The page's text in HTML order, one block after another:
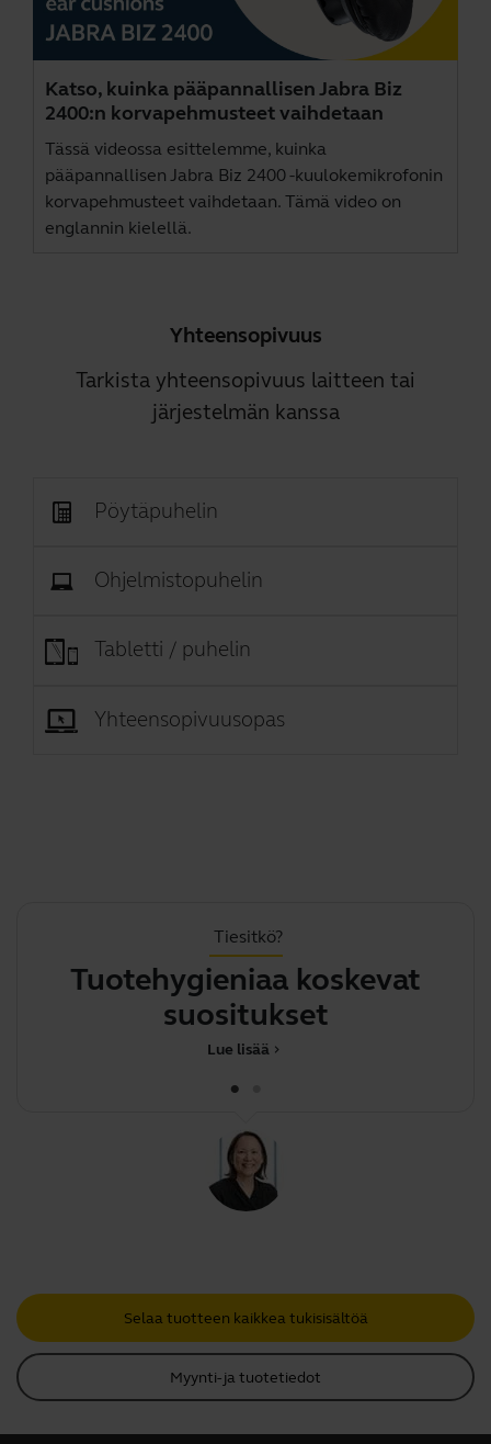
Katso, kuinka pääpannallisen Jabra Biz
2400:n korvapehmusteet vaihdetaan
Tässä videossa esittelemme, kuinka
pääpannallisen Jabra Biz 2400 -kuulokemikrofonin
korvapehmusteet vaihdetaan. Tämä video on
englannin kielellä.
Yhteensopivuus
Tarkista yhteensopivuus laitteen tai
järjestelmän kanssa
Pöytäpuhelin
Ohjelmistopuhelin
Tabletti / puhelin
Yhteensopivuusopas
Tiesitkö?
Tuotehygieniaa koskevat
suositukset
chevron_right
Lue lisää
Selaa tuotteen kaikkea tukisisältöä
Myynti- ja tuotetiedot